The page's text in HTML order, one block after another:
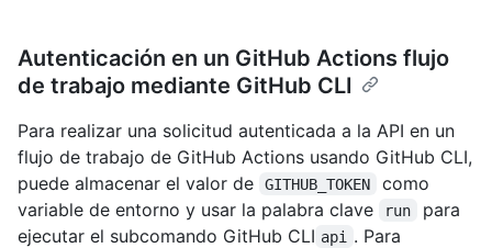
Autenticación en un GitHub Actions flujo
de trabajo mediante GitHub CLI
Para realizar una solicitud autenticada a la API en un
flujo de trabajo de GitHub Actions usando GitHub CLI,
puede almacenar el valor de
GITHUB_TOKEN
como
variable de entorno y usar la palabra clave
run
para
ejecutar el subcomando GitHub CLI api
. Para